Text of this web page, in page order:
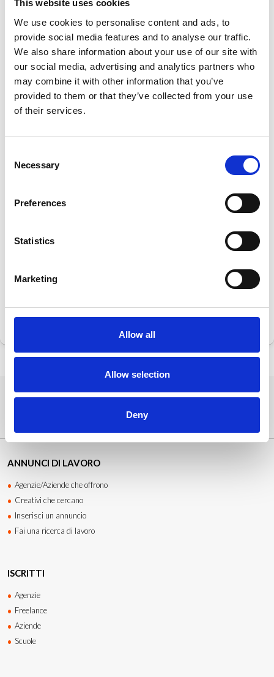
This website uses cookies
We use cookies to personalise content and ads, to
provide social media features and to analyse our traffic.
We also share information about your use of our site with
our social media, advertising and analytics partners who
may combine it with other information that you’ve
provided to them or that they’ve collected from your use
of their services.
Selection
Necessary
Preferences
Statistics
Marketing
Allow all
Allow selection
Deny
Provincia
Città San Rocco al Porto
Disponibilità da remoto Si
Disponibilità lavoro ibrido
Disponibilità lavoro all'estero
ACCEDI PER CONTATTARE
ANNUNCI DI LAVORO
Agenzie/Aziende che offrono
Creativi che cercano
Inserisci un annuncio
Fai una ricerca di lavoro
ISCRITTI
Agenzie
Freelance
Aziende
Scuole